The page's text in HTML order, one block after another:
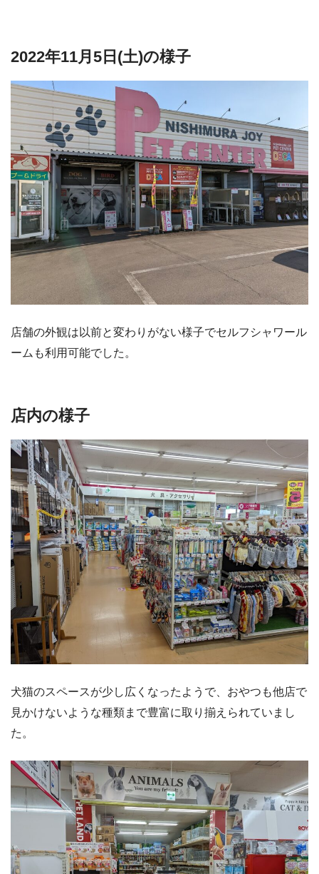
2022年11月5日(土)の様子
店舗の外観は以前と変わりがない様子でセルフシャワール
ームも利用可能でした。
店内の様子
犬猫のスペースが少し広くなったようで、おやつも他店で
見かけないような種類まで豊富に取り揃えられていまし
た。